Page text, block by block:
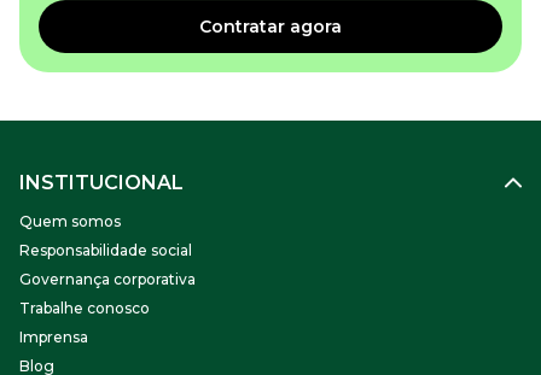
Contratar agora
INSTITUCIONAL
Quem somos
Responsabilidade social
Governança corporativa
Trabalhe conosco
Imprensa
Blog